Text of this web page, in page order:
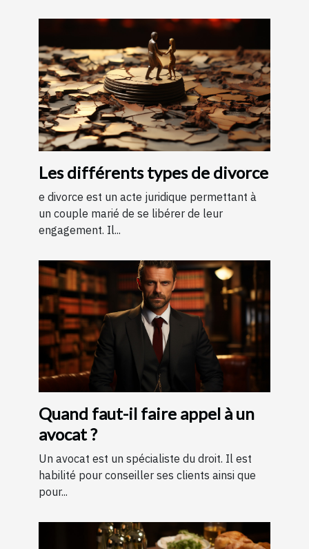
Les différents types de divorce
e divorce est un acte juridique permettant à
un couple marié de se libérer de leur
engagement. Il...
Quand faut-il faire appel à un
avocat ?
Un avocat est un spécialiste du droit. Il est
habilité pour conseiller ses clients ainsi que
pour...